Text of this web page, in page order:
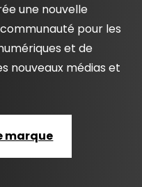
une nouvelle
pour les
et de
nouveaux médias et
marque